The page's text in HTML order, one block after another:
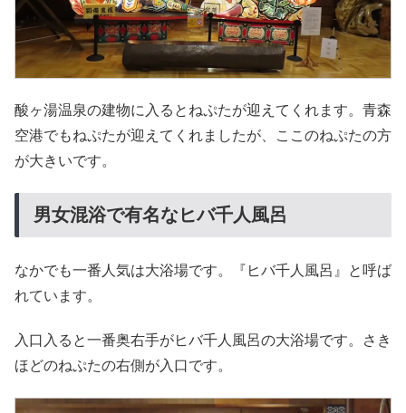
酸ヶ湯温泉の建物に入るとねぷたが迎えてくれます。青森
空港でもねぷたが迎えてくれましたが、ここのねぷたの方
が大きいです。
男女混浴で有名なヒバ千人風呂
なかでも一番人気は大浴場です。『ヒバ千人風呂』と呼ば
れています。
入口入ると一番奥右手がヒバ千人風呂の大浴場です。さき
ほどのねぷたの右側が入口です。